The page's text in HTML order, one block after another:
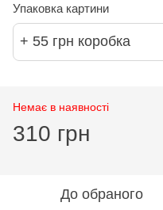
Упаковка картини
+ 55 грн коробка
Немає в наявності
310 грн
До обраного